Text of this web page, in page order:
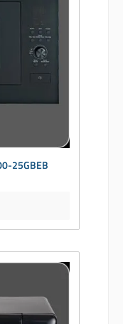
25GBEB